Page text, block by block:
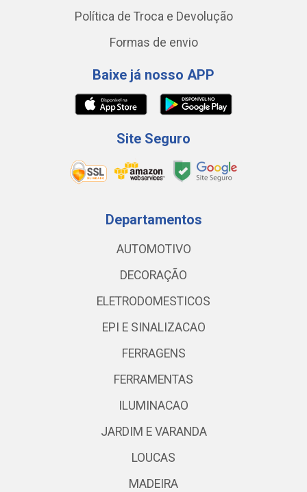
Política de Troca e Devolução
Formas de envio
Baixe já nosso APP
Site Seguro
Departamentos
AUTOMOTIVO
DECORAÇÃO
ELETRODOMESTICOS
EPI E SINALIZACAO
FERRAGENS
FERRAMENTAS
ILUMINACAO
JARDIM E VARANDA
LOUCAS
MADEIRA